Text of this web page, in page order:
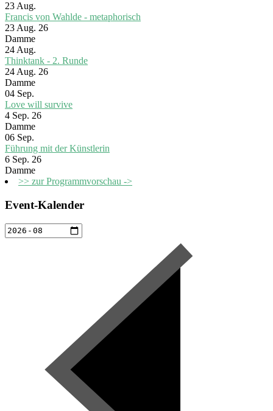
23 Aug.
Francis von Wahlde - metaphorisch
23 Aug. 26
Damme
24 Aug.
Thinktank - 2. Runde
24 Aug. 26
Damme
04 Sep.
Love will survive
4 Sep. 26
Damme
06 Sep.
Führung mit der Künstlerin
6 Sep. 26
Damme
>> zur Programmvorschau ->
Event-Kalender